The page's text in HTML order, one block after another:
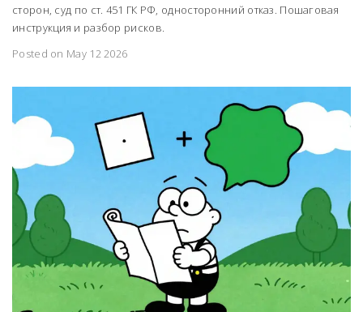
сторон, суд по ст. 451 ГК РФ, односторонний отказ. Пошаговая
инструкция и разбор рисков.
Posted on May 12 2026